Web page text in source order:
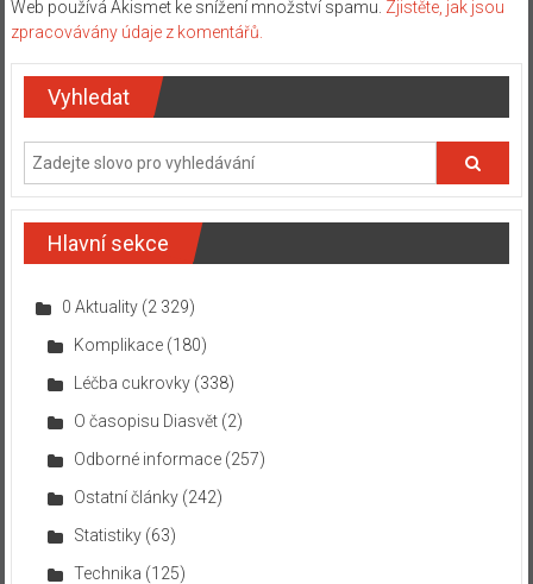
Web používá Akismet ke snížení množství spamu. Zjistěte, jak jsou
zpracovávány údaje z komentářů.
Vyhledat
Hlavní sekce
0 Aktuality(2 329)
Komplikace(180)
Léčba cukrovky(338)
O časopisu Diasvět(2)
Odborné informace(257)
Ostatní články(242)
Statistiky(63)
Technika (125)